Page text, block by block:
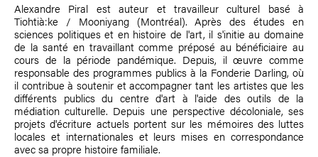
Alexandre Piral est auteur et travailleur culturel basé à
Tiohtià:ke / Mooniyang (Montréal). Après des études en
sciences politiques et en histoire de l'art, il s'initie au domaine
de la santé en travaillant comme préposé au bénéficiaire au
cours de la période pandémique. Depuis, il œuvre comme
responsable des programmes publics à la Fonderie Darling, où
il contribue à soutenir et accompagner tant les artistes que les
différents publics du centre d'art à l'aide des outils de la
médiation culturelle. Depuis une perspective décoloniale, ses
projets d'écriture actuels portent sur les mémoires des luttes
locales et internationales et leurs mises en correspondance
avec sa propre histoire familiale.